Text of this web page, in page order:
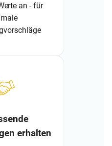
an - für
erhalten